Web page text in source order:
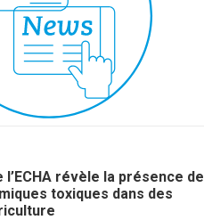
l’ECHA révèle la présence de
toxiques dans des